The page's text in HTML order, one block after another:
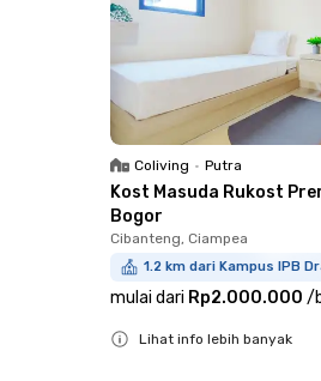
Coliving • Putra
Kost Masuda Rukost
Bogor
Cibanteng, Ciampea
1.2 km dari Kampus IPB
mulai dari Rp2.000.000 /
Lihat info lebih banyak